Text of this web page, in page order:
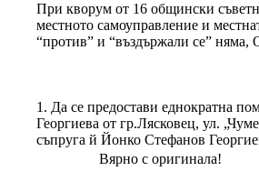
При кворум от 16 общински
местното самоуправление и
“против” и “въздържали се” няма,
1. Да се предостави еднократна
Георгиева от гр.Лясковец, ул.
съпруга й Йонко Стефанов
Вярно с оригинала!